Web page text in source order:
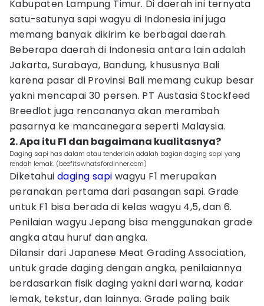
Kabupaten Lampung Timur. Di daerah ini ternyata
satu-satunya sapi wagyu di Indonesia ini juga
memang banyak dikirim ke berbagai daerah.
Beberapa daerah di Indonesia antara lain adalah
Jakarta, Surabaya, Bandung, khususnya Bali
karena pasar di Provinsi Bali memang cukup besar
yakni mencapai 30 persen. PT Austasia Stockfeed
Breedlot juga rencananya akan merambah
pasarnya ke mancanegara seperti Malaysia.
2. Apa itu F1 dan bagaimana kualitasnya?
Daging sapi has dalam atau tenderloin adalah bagian daging sapi yang
rendah lemak. (beefitswhatsfordinner.com)
Diketahuidaging sapi wagyu F1 merupakan
peranakan pertama dari pasangan sapi. Grade
untuk F1 bisa berada di kelas wagyu 4,5, dan 6.
Penilaian wagyu Jepang bisa menggunakan grade
angka atau huruf dan angka.
Dilansir dari Japanese Meat Grading Association,
untuk grade daging dengan angka, penilaiannya
berdasarkan fisik daging yakni dari warna, kadar
lemak, tekstur, dan lainnya. Grade paling baik